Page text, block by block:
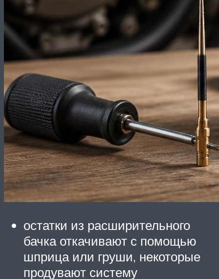
остатки из расширительного
бачка откачивают с помощью
шприца или груши, некоторые
продувают систему